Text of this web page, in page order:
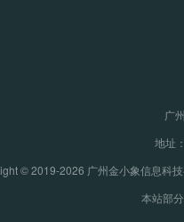
广
地址
© 2019-2026 广州金小象信息科技
本站部